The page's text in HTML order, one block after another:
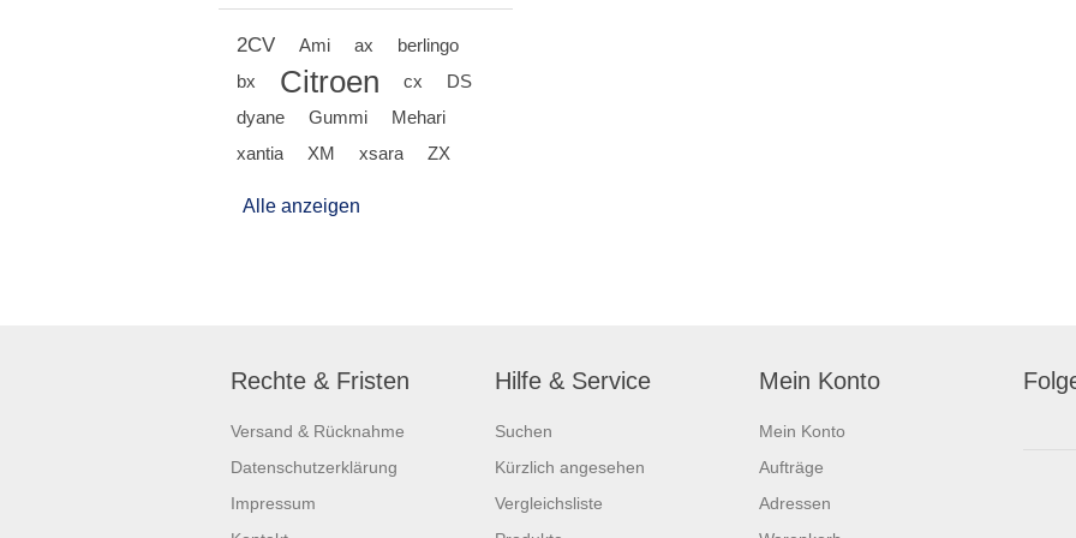
2CV Ami ax
berlingo
bx
Citroen cx
DS
dyane
Gummi
Mehari
xantia
XM xsara ZX
Alle anzeigen
Rechte & Fristen
Versand & Rücknahme
Datenschutzerklärung
Impressum
Hilfe & Service
Suchen
Kürzlich angesehen
Vergleichsliste
Mein Konto
Mein Konto
Aufträge
Adressen